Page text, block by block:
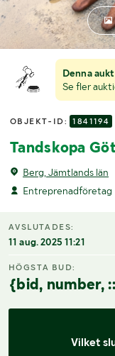
Denna
Se fler
OBJEKT-ID: 1841194
Tandskopa
Berg, Jämtlands län
Entreprenadföretag
AVSLUTADES:
11 aug. 2025 11:21
HÖGSTA BUD:
{bid, number,
Vilket